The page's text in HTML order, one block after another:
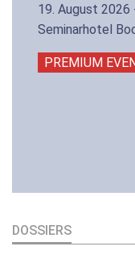
19. August 2026
Seminarhotel
PREMIUM
DOSSIERS